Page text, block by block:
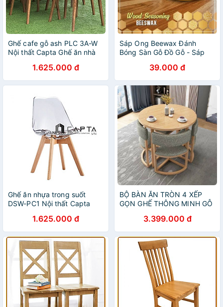
Ghế cafe gỗ ash PLC 3A-W
Nội thất Capta Ghế ăn nhà
lưng mắt cáo đan đẹp mắt
tại tp hcm
1.625.000 đ
Sáp Ong Beewax Đánh
Bóng Sàn Gỗ Đồ Gỗ - Sáp
Tủ Gỗ - Sàn Gỗ Đa Năng
Hiệu Quả Cao ( Có Video )
39.000 đ
Ghế ăn nhựa trong suốt
DSW-PC1 Nội thất Capta
nệm DSW bọc vải hoa văn
chân ghế gỗ beech dẻ gai
1.625.000 đ
BỘ BÀN ĂN TRÒN 4 XẾP
GỌN GHẾ THÔNG MINH GỖ
3.399.000 đ